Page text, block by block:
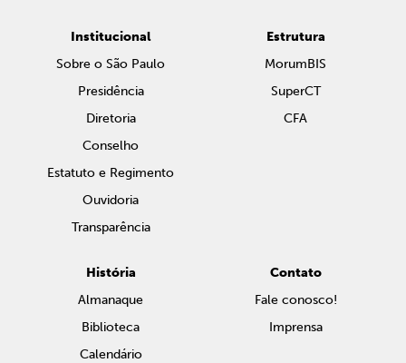
Institucional
Sobre o São Paulo
Presidência
Diretoria
Conselho
Estatuto e Regimento
Ouvidoria
Transparência
Estrutura
MorumBIS
SuperCT
CFA
História
Almanaque
Biblioteca
Calendário
Contato
Fale conosco!
Imprensa